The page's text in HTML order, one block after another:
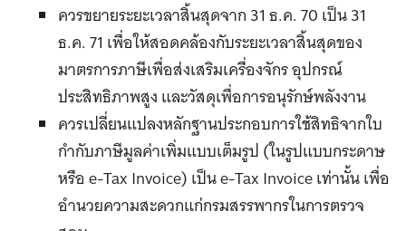
ควรขยายระยะเวลาสิ้นสุดจาก 31 ธ.ค. 70 เป็น 31
ธ.ค. 71 เพื่อให้สอดคล้องกับระยะเวลาสิ้นสุดของ
มาตรการภาษีเพื่อส่งเสริมเครื่องจักร อุปกรณ์
ประสิทธิภาพสูง และวัสดุเพื่อการอนุรักษ์พลังงาน
ควรเปลี่ยนแปลงหลักฐานประกอบการใช้สิทธิจากใบ
กำกับภาษีมูลค่าเพิ่มแบบเต็มรูป (ในรูปแบบกระดาษ
หรือ e-Tax Invoice) เป็น e-Tax Invoice เท่านั้น เพื่อ
อำนวยความสะดวกแก่กรมสรรพากรในการตรวจ